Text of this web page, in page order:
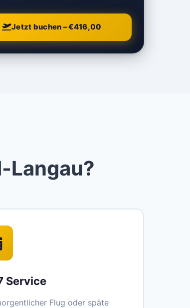
Jetzt buchen – €416,00
Langau?
Service
Flug oder späte